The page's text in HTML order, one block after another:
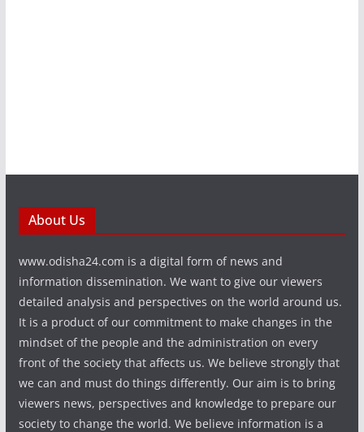
About Us
www.odisha24.com is a digital form of news and
information dissemination. We want to give our viewers
detailed analysis and perspectives on the world around us.
It is a product of our commitment to make changes in the
mindset of the people and the administration on every
front of the society that affects us. We believe strongly that
we can and must do things differently. Our aim is to bring
viewers news, perspectives and knowledge to prepare our
society to change the world. We believe information is a